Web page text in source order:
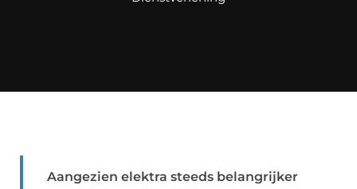
Aangezien elektra steeds belangrijker